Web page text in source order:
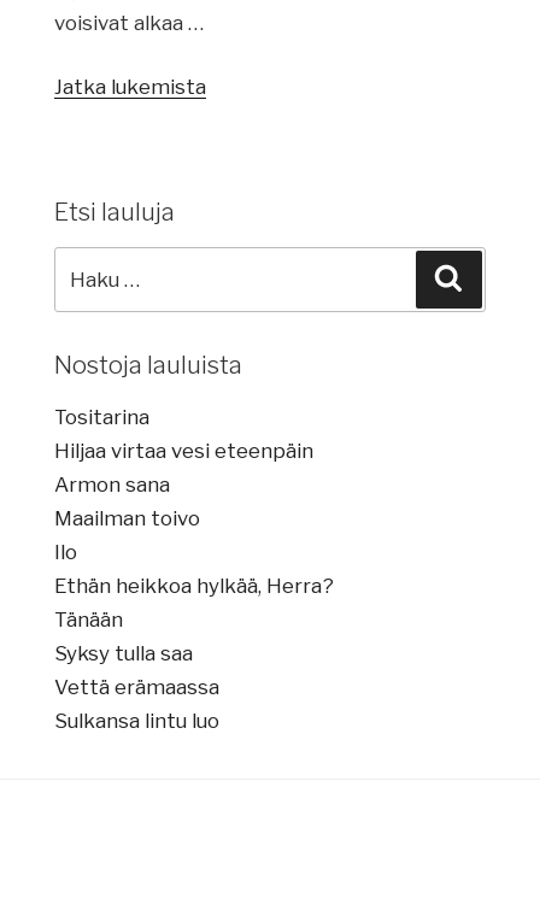
voisivat alkaa …
Jatka lukemista”Viinitarhan
Etsi lauluja
Nostoja lauluista
Tositarina
Hiljaa virtaa vesi eteenpäin
Armon sana
Maailman toivo
Ilo
Ethän heikkoa hylkää, Herra?
Tänään
Syksy tulla saa
Vettä erämaassa
Sulkansa lintu luo